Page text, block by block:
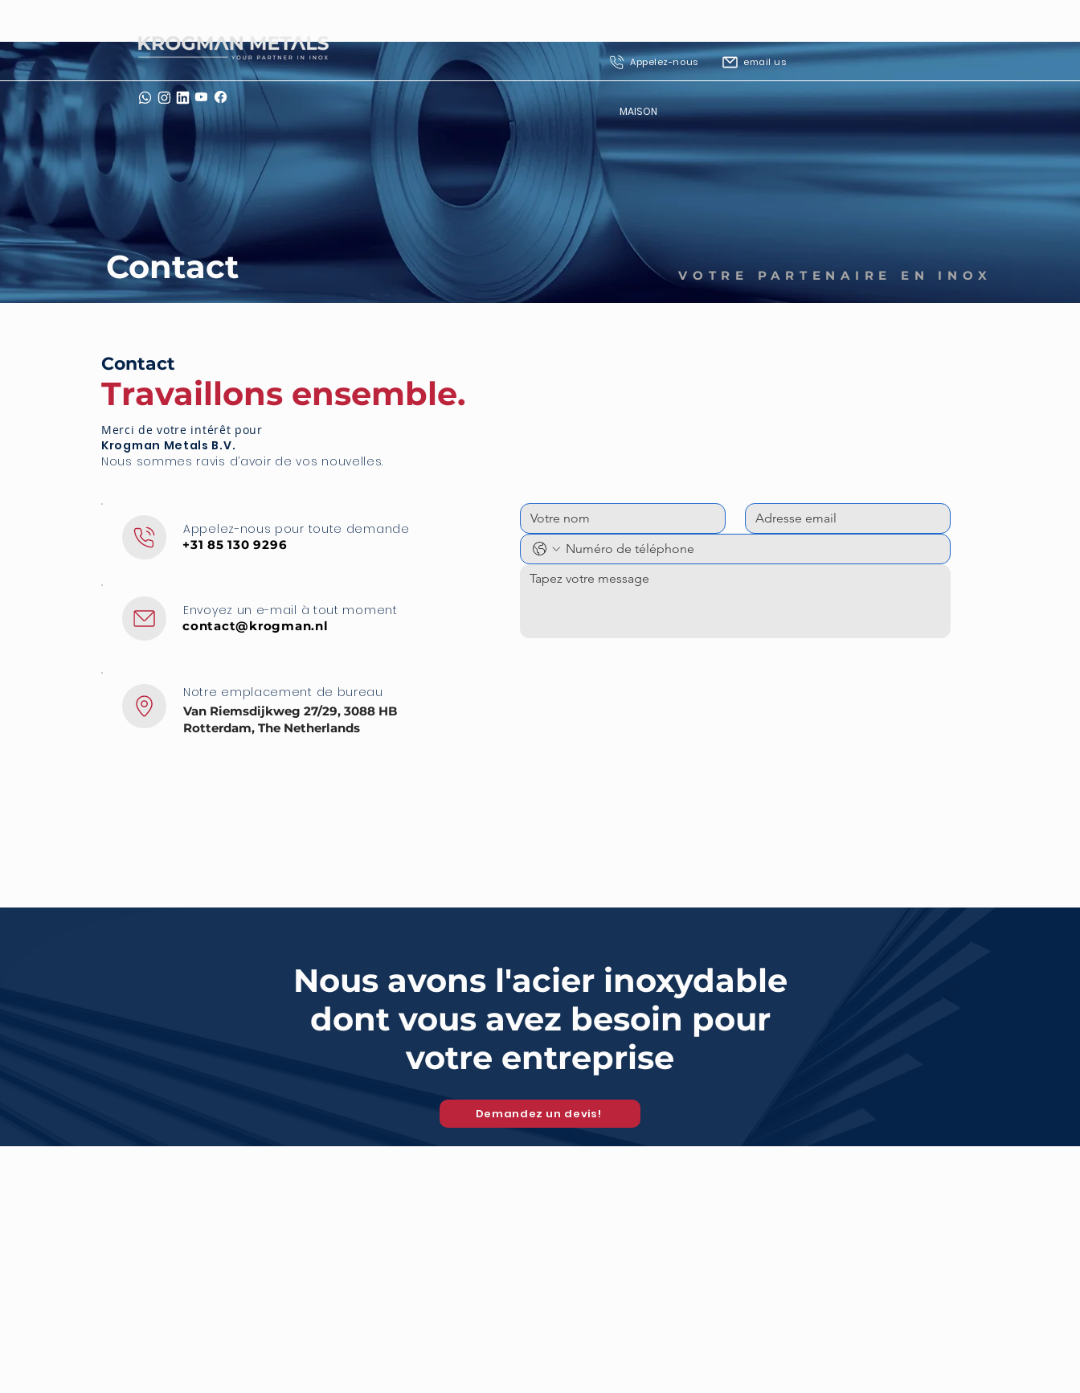
MAISON
email us
Appelez-nous
Contact VOTRE PARTENAIRE EN INOX
Contact
Travaillons ensemble.
Merci de votre intérêt pour
Krogman Metals B.V.
Nous sommes ravis d’avoir de vos nouvelles.
Appelez-nous pour toute demande
+31 85 130 9296
Envoyez un e-mail à tout moment
contact@krogman.nl
Notre emplacement de bureau
Van Riemsdijkweg 27/29, 3088 HB
Rotterdam, The Netherlands
Nous avons l'acier inoxydable
dont vous avez besoin pour
votre entreprise
Demandez un devis!